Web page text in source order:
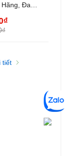
Hãng, Đa
8000mAh
tiết